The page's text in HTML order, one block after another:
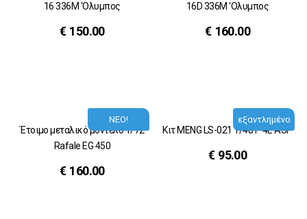
16 336M ‘Ολυμπος
€ 150.00
16D 336M ‘Ολυμπος
€ 160.00
ΝΕΟ!
Έτοιμο μεταλικό μοντέλο 1/72
Rafale EG 450
€ 160.00
εξαντλημένο
Κιτ MENG LS-021 1/48 F-4E AUP
€ 95.00